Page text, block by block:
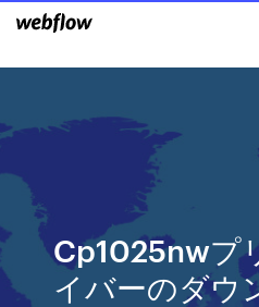
Cp1025nwプ
イバーのダウ